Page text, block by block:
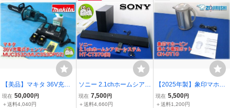
【美品】マキタ 36V充電
式チェンソー MUC353D
(MUC353DPG2) 6.0Ahバ
現在 50,000円
＋送料4,040円
ソニー 2.1chホームシアタ
ーシステム HT-CT370(B)
バースピーカー SA-CT37
現在 7,500円
＋送料4,660円
【2025年製】象印マホー
ビン 沸とう電気ポット C
H-DT10 容量1.0L 空だき
現在 5,500円
＋送料1,200円